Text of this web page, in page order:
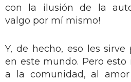
con la ilusión de la
valgo por mí mismo!
Y, de hecho, eso les
en este mundo. Pero esto
a la comunidad, al